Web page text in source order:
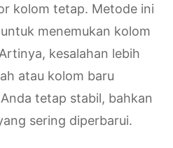
kolom tetap. Metode ini
menemukan kolom
kesalahan lebih
atau kolom baru
tetap stabil, bahkan
sering diperbarui.